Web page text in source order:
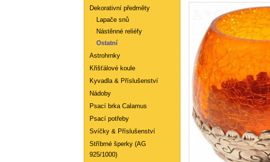
Dekorativní předměty
Lapače snů
Nástěnné reliéfy
Ostatní
Astrohrnky
Křišťálové koule
Kyvadla & Příslušenství
Nádoby
Psací brka Calamus
Psací potřeby
Svíčky & Příslušenství
Stříbrné šperky (AG
925/1000)